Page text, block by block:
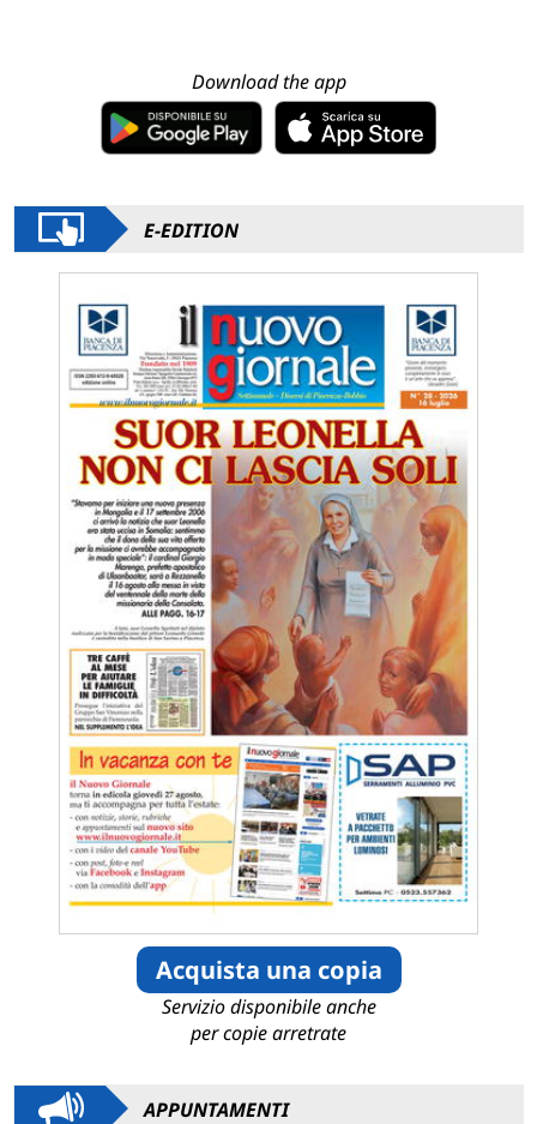
Download the app
E-EDITION
Acquista una copia
Servizio disponibile anche
per copie arretrate
APPUNTAMENTI